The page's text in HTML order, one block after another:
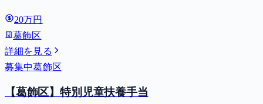
20万円
葛飾区
詳細を見る
募集中葛飾区
【葛飾区】特別児童扶養手当